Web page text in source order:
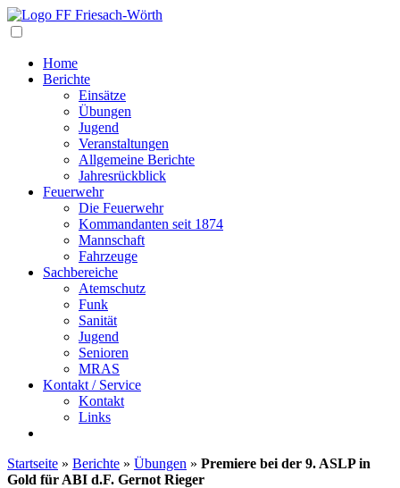
Home
Berichte
Einsätze
Übungen
Jugend
Veranstaltungen
Allgemeine Berichte
Jahresrückblick
Feuerwehr
Die Feuerwehr
Kommandanten seit 1874
Mannschaft
Fahrzeuge
Sachbereiche
Atemschutz
Funk
Sanität
Jugend
Senioren
MRAS
Kontakt / Service
Kontakt
Links
Startseite » Berichte » Übungen » Premiere bei der 9. ASLP in
Gold für ABI d.F. Gernot Rieger